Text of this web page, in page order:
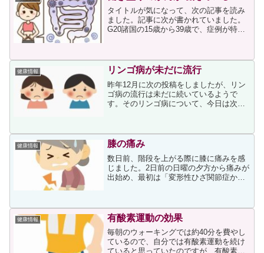
タイトルが気になって、次の記事を読み
ました。記事に次が書かれていました。
G20諸国の15歳から39歳で、症例が特に
の分析によると、2023年の大腸がんを発
症し...
健康情報 リンゴ病が未だに流行
昨年12月に次の投稿をしましたが、リン
ゴ病の流行は未だに続いているようで
す。そのリンゴ病について、今日は次の
しているとのことで、上記事には妊婦さ
んへの注意が促されてい...
健康情報 膝の痛み
数日前、階段を上がる際に膝に痛みを感
じました。2日前の日曜の夕方から痛みが
出始め、最初は「変形性ひざ関節症かも
する機会も減ってい...
健康情報 有酸素運動の効果
毎朝のウォーキングでは約40分を費やし
ているので、自分では有酸素運動を続け
ていると思っていたのですが、有酸素運